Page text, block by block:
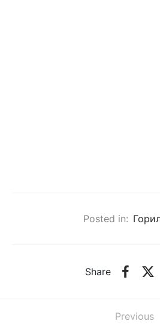
Posted in:
Share
Previous